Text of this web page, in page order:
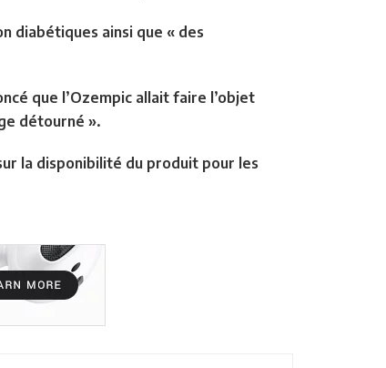
diabétiques ainsi que « des
que l’Ozempic allait faire l’objet
détourné ».
la disponibilité du produit pour les